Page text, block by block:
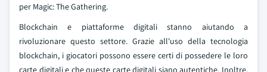
per Magic: The Gathering.
Blockchain e piattaforme digitali stanno aiutando a
rivoluzionare questo settore. Grazie all'uso della tecnologia
blockchain, i giocatori possono essere certi di possedere le loro
carte digitali e che queste carte digitali siano autentiche. Inoltre,